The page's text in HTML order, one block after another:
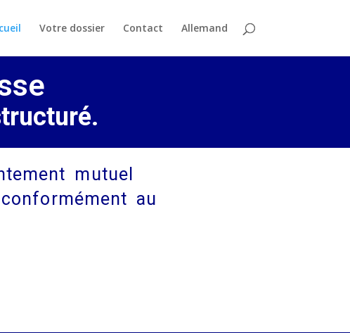
Votre dossier Contact Allemand
mutuel
au